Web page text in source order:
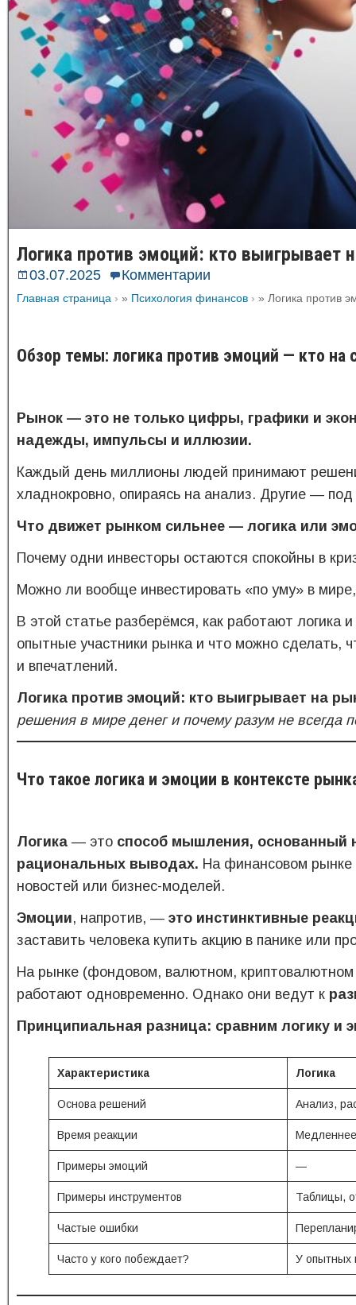
Логика против эмоций: кто выигрывает
03.07.2025 Комментарии
Главная страница » Психология финансов » Логика против
Обзор темы: логика против эмоций — кто
Рынок — это не только цифры, графики и
надежды, импульсы и иллюзии.
Каждый день миллионы людей принимают
хладнокровно, опираясь на анализ. Другие —
Что движет рынком сильнее — логика или
Почему одни инвесторы остаются спокойны в
Можно ли вообще инвестировать «по уму» в
В этой статье разберёмся, как работают
опытные участники рынка и что можно сделать,
и впечатлений.
Логика против эмоций: кто выигрывает на
решения в мире денег и почему разум не всегда
Что такое логика и эмоции в контексте
Логика — это способ мышления, основанный
рациональных выводах. На финансовом рынке
новостей или бизнес-моделей.
Эмоции, напротив, — это инстинктивные
заставить человека купить акцию в панике или
На рынке (фондовом, валютном,
работают одновременно. Однако они ведут к
Принципиальная разница: сравним логику и
Характеристика Логика
Основа решений Анализ,
Время реакции
Примеры эмоций —
Примеры инструментов Таблицы,
Частые ошибки
Часто у кого побеждает? У опытных